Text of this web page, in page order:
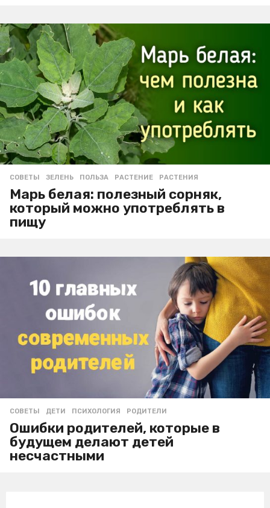
СОВЕТЫ ЗЕЛЕНЬ ,ПОЛЬЗА ,РАСТЕНИЕ ,РАСТЕНИЯ
Марь белая: полезный сорняк,
который можно употреблять в
пищу
СОВЕТЫ ДЕТИ ,ПСИХОЛОГИЯ ,РОДИТЕЛИ
Ошибки родителей, которые в
будущем делают детей
несчастными